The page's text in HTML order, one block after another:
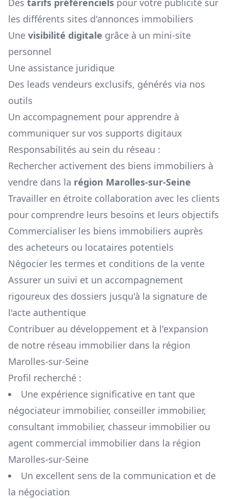
Des tarifs préférenciels pour votre publicité sur
les différents sites d'annonces immobiliers
Une visibilité digitale grâce à un mini-site
personnel
Une assistance juridique
Des leads vendeurs exclusifs, générés via nos
outils
Un accompagnement pour apprendre à
communiquer sur vos supports digitaux
Responsabilités au sein du réseau :
Rechercher activement des biens immobiliers à
vendre dans la région Marolles-sur-Seine
Travailler en étroite collaboration avec les clients
pour comprendre leurs besoins et leurs objectifs
Commercialiser les biens immobiliers auprès
des acheteurs ou locataires potentiels
Négocier les termes et conditions de la vente
Assurer un suivi et un accompagnement
rigoureux des dossiers jusqu'à la signature de
l'acte authentique
Contribuer au développement et à l'expansion
de notre réseau immobilier dans la région
Marolles-sur-Seine
Profil recherché :
Une expérience significative en tant que
négociateur immobilier, conseiller immobilier,
consultant immobilier, chasseur immobilier ou
agent commercial immobilier dans la région
Marolles-sur-Seine
Un excellent sens de la communication et de
la négociation